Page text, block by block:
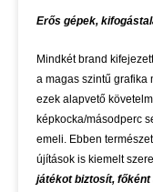
Erős gépek,
Mindkét brand
a magas szintű grafika
ezek alapvető
képkocka/másodperc
emeli. Ebben
újítások is kiemelt
játékot biztosít,